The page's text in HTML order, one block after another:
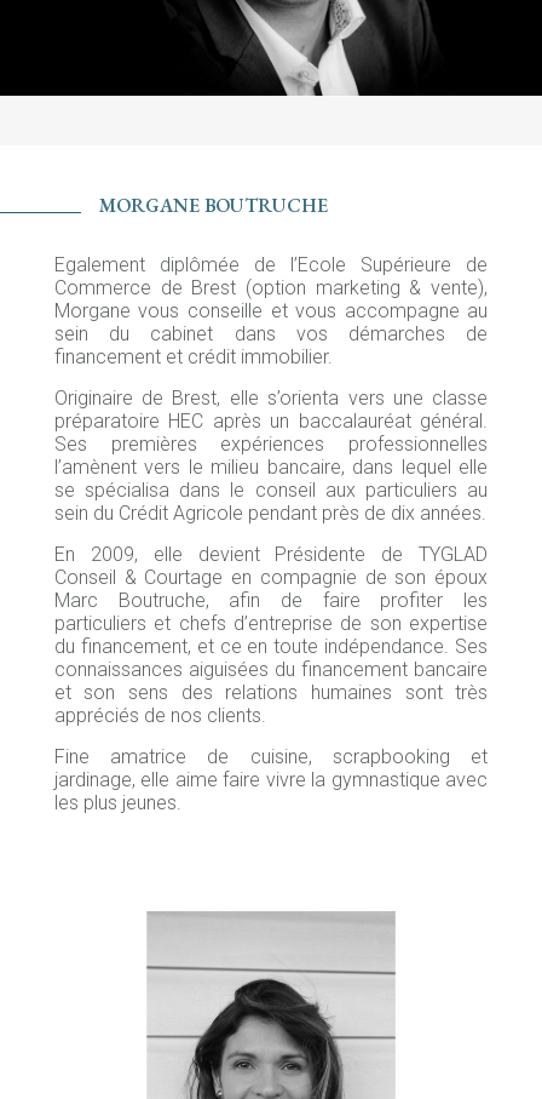
MORGANE BOUTRUCHE
Egalement diplômée de l’Ecole Supérieure de
Commerce de Brest (option marketing & vente),
Morgane vous conseille et vous accompagne au
sein du cabinet dans vos démarches de
financement et crédit immobilier.
Originaire de Brest, elle s’orienta vers une classe
préparatoire HEC après un baccalauréat général.
Ses premières expériences professionnelles
l’amènent vers le milieu bancaire, dans lequel elle
se spécialisa dans le conseil aux particuliers au
sein du Crédit Agricole pendant près de dix années.
En 2009, elle devient Présidente de TYGLAD
Conseil & Courtage en compagnie de son époux
Marc Boutruche, afin de faire profiter les
particuliers et chefs d’entreprise de son expertise
du financement, et ce en toute indépendance. Ses
connaissances aiguisées du financement bancaire
et son sens des relations humaines sont très
appréciés de nos clients.
Fine amatrice de cuisine, scrapbooking et
jardinage, elle aime faire vivre la gymnastique avec
les plus jeunes.